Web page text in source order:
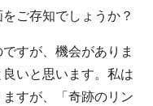
ご存知でしょうか？
すが、機会がありま
いと思います。私は
すが、「奇跡のリン